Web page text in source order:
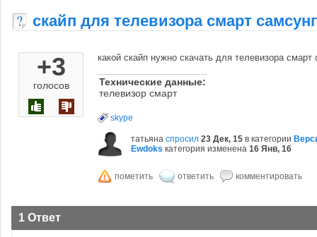
скайп для телевизора смарт самсунг
+3
голосов
какой скайп нужно скачать для телевизора смарт
Технические данные:
телевизор смарт
skype
татьяна спросил 23 Дек, 15 в категории
Ewdoks категория изменена 16 Янв, 16
1 Ответ